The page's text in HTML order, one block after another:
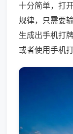
十分简单，打
规律，只需要
生成出手机打
或者使用手机